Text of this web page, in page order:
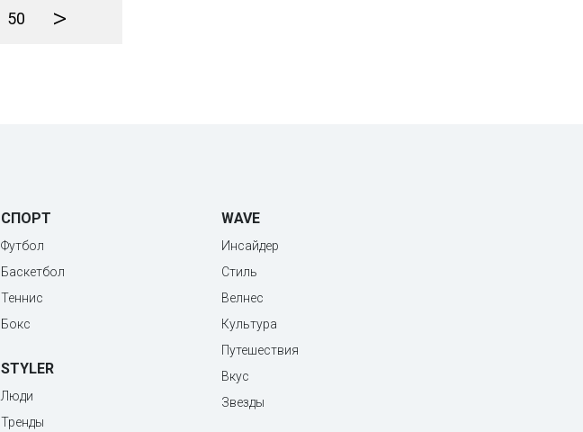
50 >
СПОРТ
Футбол
Баскетбол
Теннис
Бокс
STYLER
Люди
Тренды
WAVE
Инсайдер
Стиль
Велнес
Культура
Путешествия
Вкус
Звезды